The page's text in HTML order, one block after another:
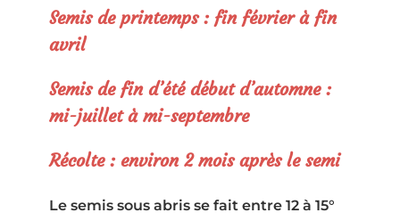
Semis de printemps : fin février à fin
avril
Semis de fin d’été début d’automne :
mi-juillet à mi-septembre
Récolte : environ 2 mois après le semi
Le semis sous abris se fait entre 12 à 15°